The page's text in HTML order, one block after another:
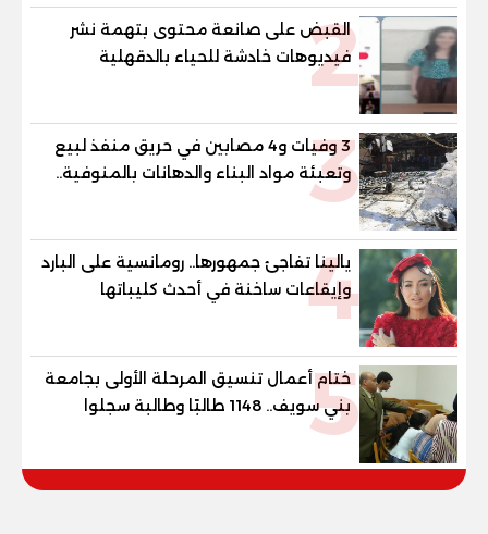
2
القبض على صانعة محتوى بتهمة نشر
فيديوهات خادشة للحياء بالدقهلية
3
3 وفيات و4 مصابين في حريق منفذ لبيع
وتعبئة مواد البناء والدهانات بالمنوفية..
والمحافظ يتابع من موقع الحادث
4
يالينا تفاجئ جمهورها.. رومانسية على البارد
وإيقاعات ساخنة في أحدث كليباتها
5
ختام أعمال تنسيق المرحلة الأولى بجامعة
بني سويف.. 1148 طالبًا وطالبة سجلوا
رغباتهم